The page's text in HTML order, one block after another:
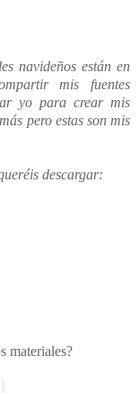
navideños están en
mis fuentes
yo para crear mis
pero estas son mis
descargar:
materiales?